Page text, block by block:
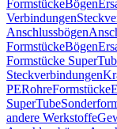
FormstückeBögen
Verbindungen
Anschlussbögen
FormstückeBögen
Formstücke
Steckverbindungen
PERohreFormstücke
SuperTube
andere Werkstoffe